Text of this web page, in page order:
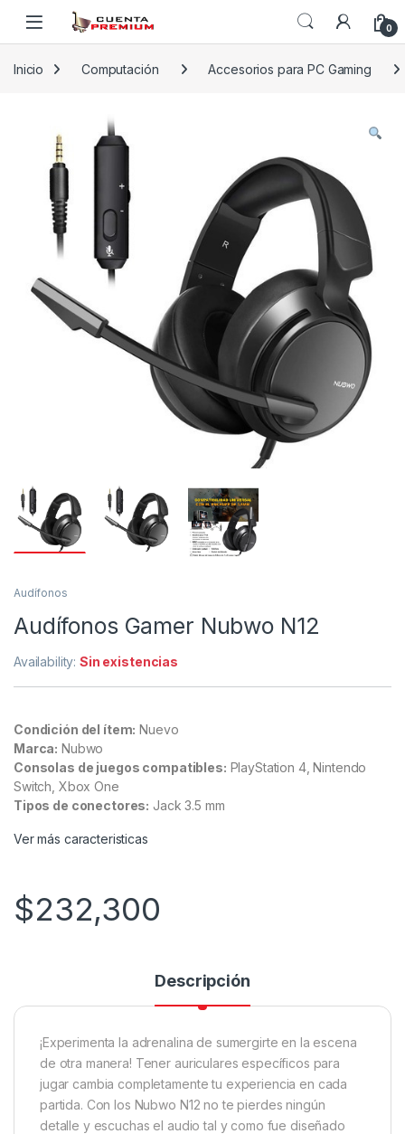
Skip to navigation
Skip to content
0
Inicio Computación Accesorios para PC Gaming
Audífonos
Audífonos Gamer Nubwo N12
Availability:Sin existencias
Condición del ítem: Nuevo
Marca: Nubwo
Consolas de juegos compatibles: PlayStation 4, Nintendo
Switch, Xbox One
Tipos de conectores: Jack 3.5 mm
Ver más caracteristicas
$232,300
Descripción
¡Experimenta la adrenalina de sumergirte en la escena
de otra manera! Tener auriculares específicos para
jugar cambia completamente tu experiencia en cada
partida. Con los Nubwo N12 no te pierdes ningún
detalle y escuchas el audio tal y como fue diseñado